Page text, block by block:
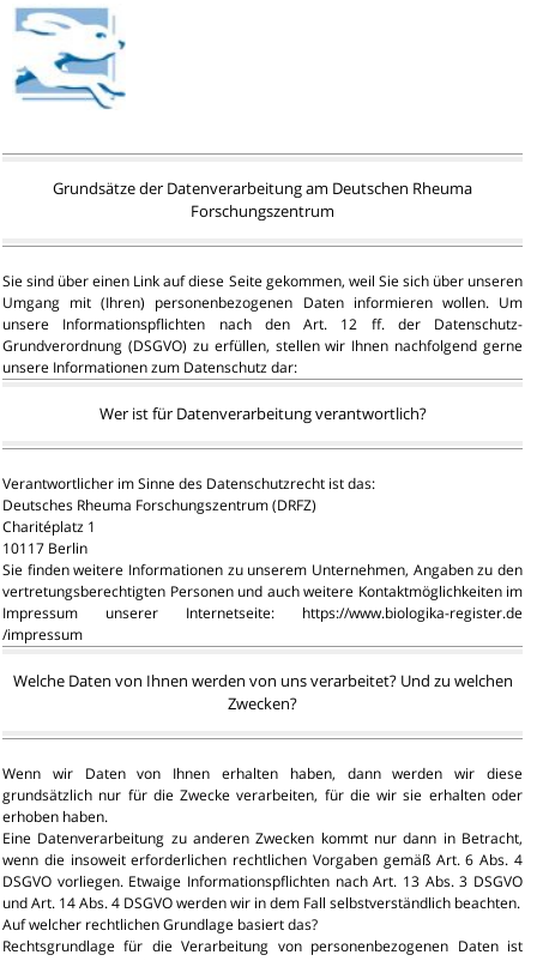
Skip
Grundsätze der Datenverarbeitung am Deutschen Rheuma
Forschungszentrum
Sie sind über einen Link auf diese Seite gekommen, weil Sie sich über unseren
Umgang mit (Ihren) personenbezogenen Daten informieren wollen. Um
unsere Informationspflichten nach den Art. 12 ff. der Datenschutz-
Grundverordnung (DSGVO) zu erfüllen, stellen wir Ihnen nachfolgend gerne
unsere Informationen zum Datenschutz dar:
Wer ist für Datenverarbeitung verantwortlich?
Verantwortlicher im Sinne des Datenschutzrecht ist das:
Deutsches Rheuma Forschungszentrum (DRFZ)
Charitéplatz 1
10117 Berlin
Sie finden weitere Informationen zu unserem Unternehmen, Angaben zu den
vertretungsberechtigten Personen und auch weitere Kontaktmöglichkeiten im
Impressum unserer Internetseite: https://www.biologika-register.de
/impressum
Welche Daten von Ihnen werden von uns verarbeitet? Und zu welchen
Zwecken?
Wenn wir Daten von Ihnen erhalten haben, dann werden wir diese
grundsätzlich nur für die Zwecke verarbeiten, für die wir sie erhalten oder
erhoben haben.
Eine Datenverarbeitung zu anderen Zwecken kommt nur dann in Betracht,
wenn die insoweit erforderlichen rechtlichen Vorgaben gemäß Art. 6 Abs. 4
DSGVO vorliegen. Etwaige Informationspflichten nach Art. 13 Abs. 3 DSGVO
und Art. 14 Abs. 4 DSGVO werden wir in dem Fall selbstverständlich beachten.
Auf welcher rechtlichen Grundlage basiert das?
Rechtsgrundlage für die Verarbeitung von personenbezogenen Daten ist